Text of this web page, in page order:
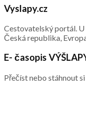
Vyslapy.cz
Cestovatelský portál. U
Česká republika,
E- časopis
Přečíst nebo stáhnout